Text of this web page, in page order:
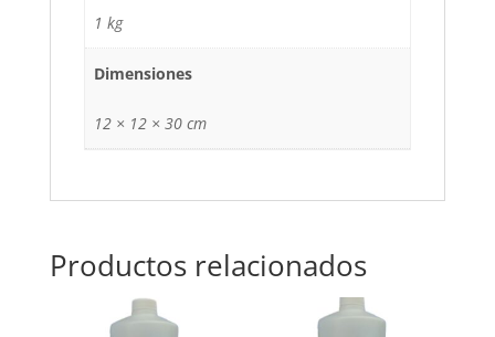
1 kg
Dimensiones
12 × 12 × 30 cm
Productos relacionados